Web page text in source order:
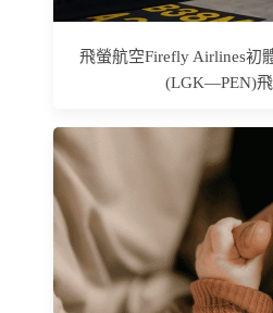
飛螢航空Firefly Airlines初
(LGK—PEN)